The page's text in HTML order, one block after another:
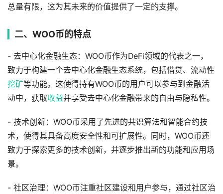
总量有限，这为其未来的价值提供了一定的支撑。
二、WOO币的特点
- 去中心化金融生态：WOO币作为DeFi领域的代表之一，
致力于构建一个去中心化金融生态系统，包括借贷、流动性
挖矿等功能。这使得持有WOO币的用户可以参与到金融活
动中，获取收益并享受去中心化金融带来的自由与隐私性。
- 技术创新：WOO币采用了先进的共识算法和智能合约技
术，使得其具备高度安全性和可扩展性。同时，WOO币还
致力于探索更多的技术创新，并逐步推出新的功能和应用场
景。
- 社区治理：WOO币注重社区建设和用户参与，通过社区治